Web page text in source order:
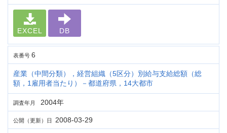
EXCEL DB
表番号 6
産業（中間分類），経営組織（5区分）別給与支給総額（総
額，1雇用者当たり）－都道府県，14大都市
調査年月 2004年
公開（更新）日 2008-03-29